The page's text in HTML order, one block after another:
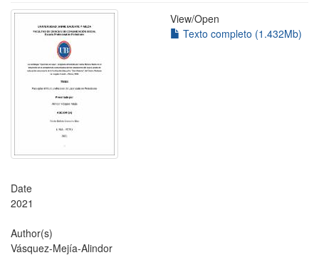
View/Open
Texto completo (1.432Mb)
Date
2021
Author(s)
Vásquez-Mejía-Alindor